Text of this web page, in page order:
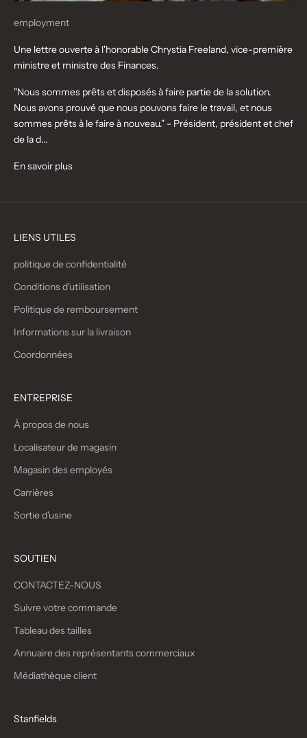
employment
Une lettre ouverte à l'honorable Chrystia Freeland, vice-première
ministre et ministre des Finances.
"Nous sommes prêts et disposés à faire partie de la solution.
Nous avons prouvé que nous pouvons faire le travail, et nous
sommes prêts à le faire à nouveau." - Président, président et chef
de la d...
En savoir plus
LIENS UTILES
politique de confidentialité
Conditions d'utilisation
Politique de remboursement
Informations sur la livraison
Coordonnées
ENTREPRISE
À propos de nous
Localisateur de magasin
Magasin des employés
Carrières
Sortie d'usine
SOUTIEN
CONTACTEZ-NOUS
Suivre votre commande
Tableau des tailles
Annuaire des représentants commerciaux
Médiathèque client
Stanfields